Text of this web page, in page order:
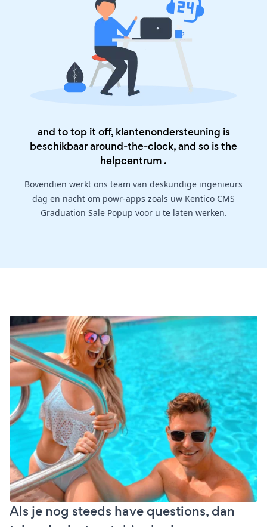
and to top it off, klantenondersteuning is
beschikbaar around-the-clock, and so is the
helpcentrum .
Bovendien werkt ons team van deskundige ingenieurs
dag en nacht om powr-apps zoals uw Kentico CMS
Graduation Sale Popup voor u te laten werken.
Als je nog steeds have questions, dan